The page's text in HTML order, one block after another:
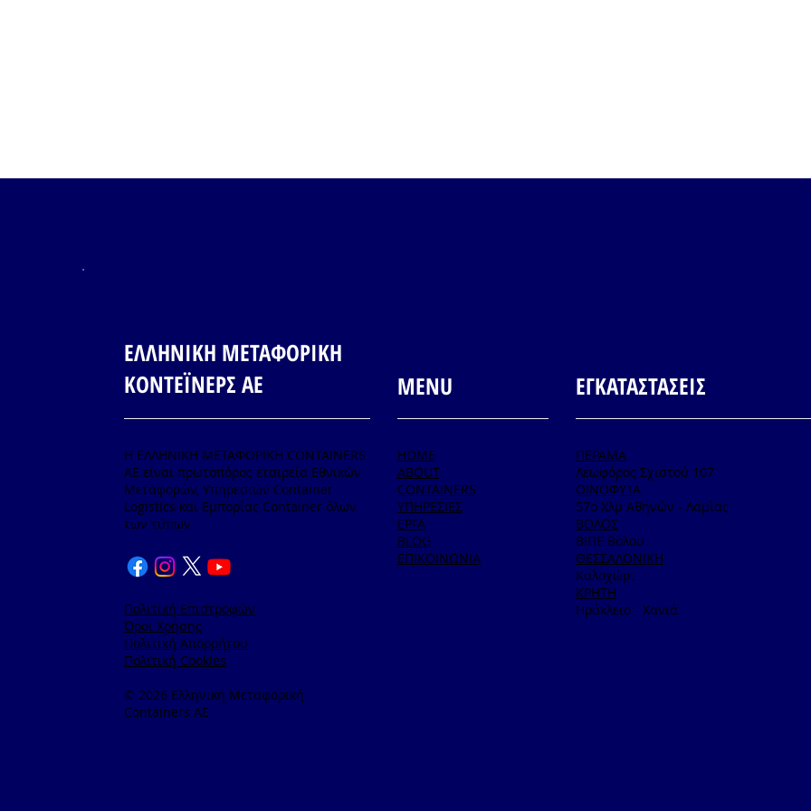
HOME
ABOUT
CONTAINERS
ΥΠΗΡΕΣΙΕΣ
ΕΡΓΑ
BLOG
ΕΠΙΚΟΙΝΩΝΙΑ
MENU ΕΓΚΑΤΑΣΤΑΣΕΙΣ
ΠΕΡΑΜΑ
Λεωφόρος Σχιστού 107
ΟΙΝΟΦΥΤΑ
57ο Χλμ Αθηνών - Λαμίας
ΒΟΛΟΣ
ΒΙΠΕ Βόλου
ΘΕΣΣΑΛΟΝΙΚΗ
Καλοχώρι
ΚΡΗΤΗ
Ηράκλειο - Χανιά
ΕΛΛΗΝΙΚΗ ΜΕΤΑΦΟΡΙΚΗ
ΚΟΝΤΕΪΝΕΡΣ ΑΕ
Η ΕΛΛΗΝΙΚΗ ΜΕΤΑΦΟΡΙΚΗ CONTAINERS
ΑΕ είναι πρωτοπόρος εταιρεία Εθνικών
Μεταφορών, Υπηρεσιών Container
Logistics και Εμπορίας Container όλων
των τύπων.
Πολιτική Επιστροφών
Όροι Χρήσης
Πολιτική Απορρήτου
Πολιτική Cookies
© 2026 Ελληνική Μεταφορική
Containers AE